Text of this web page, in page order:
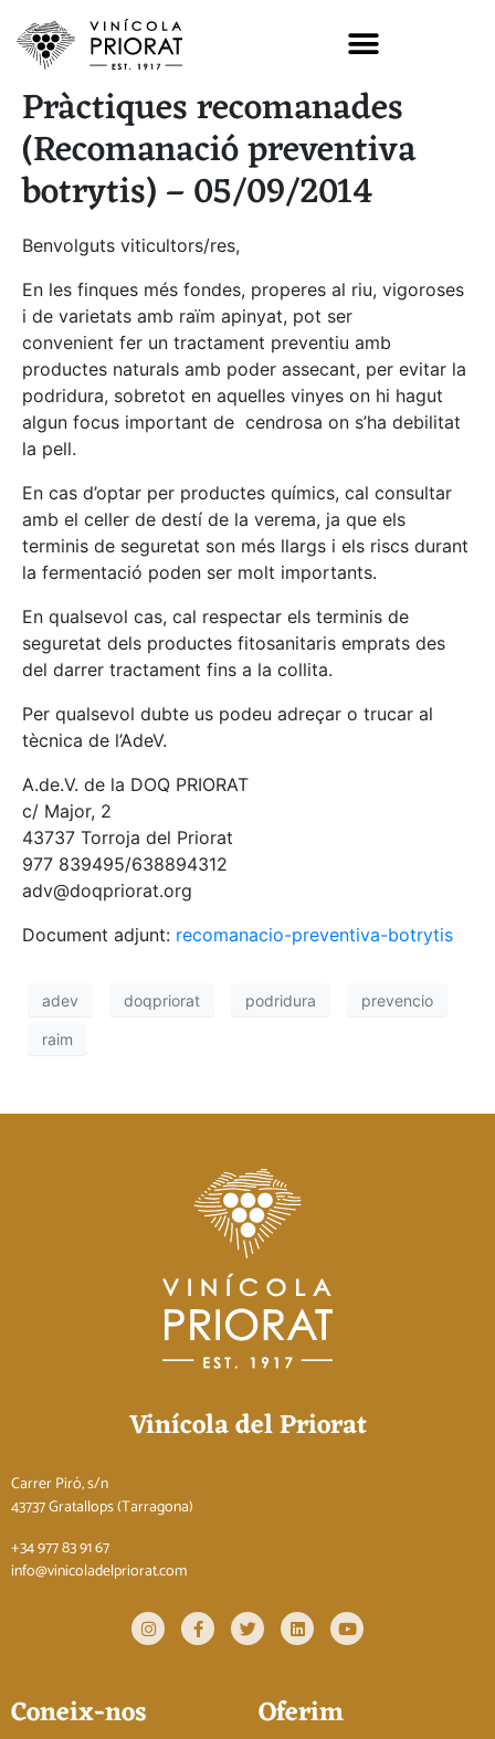
Pràctiques recomanades
(Recomanació preventiva
botrytis) – 05/09/2014
Benvolguts viticultors/res,
En les finques més fondes, properes al riu, vigoroses
i de varietats amb raïm apinyat, pot ser
convenient fer un tractament preventiu amb
productes naturals amb poder assecant, per evitar la
podridura, sobretot en aquelles vinyes on hi hagut
algun focus important de cendrosa on s’ha debilitat
la pell.
En cas d’optar per productes químics, cal consultar
amb el celler de destí de la verema, ja que els
terminis de seguretat son més llargs i els riscs durant
la fermentació poden ser molt importants.
En qualsevol cas, cal respectar els terminis de
seguretat dels productes fitosanitaris emprats des
del darrer tractament fins a la collita.
Per qualsevol dubte us podeu adreçar o trucar al
tècnica de l’AdeV.
A.de.V. de la DOQ PRIORAT
c/ Major, 2
43737 Torroja del Priorat
977 839495/638894312
adv@doqpriorat.org
Document adjunt: recomanacio-preventiva-botrytis
adev doqpriorat podridura prevencio
raim
Vinícola del Priorat
Carrer Piró, s/n
43737 Gratallops (Tarragona)
+34 977 83 91 67
info@vinicoladelpriorat.com
Coneix-nos Oferim